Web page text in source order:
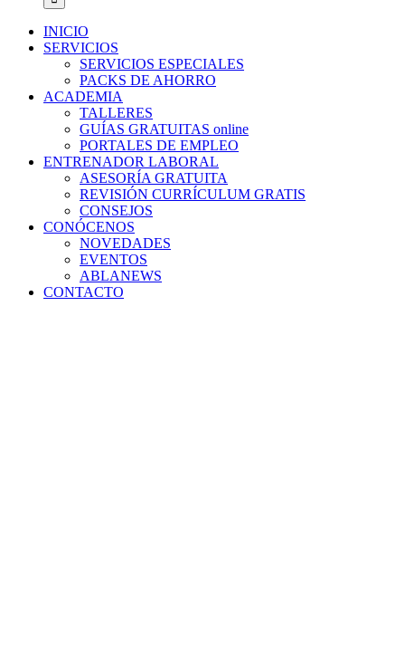
INICIO
SERVICIOS
SERVICIOS ESPECIALES
PACKS DE AHORRO
ACADEMIA
TALLERES
GUÍAS GRATUITAS online
PORTALES DE EMPLEO
ENTRENADOR LABORAL
ASESORÍA GRATUITA
REVISIÓN CURRÍCULUM GRATIS
CONSEJOS
CONÓCENOS
NOVEDADES
EVENTOS
ABLANEWS
CONTACTO